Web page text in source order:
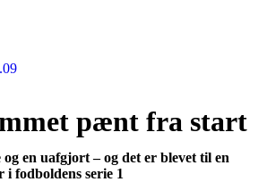
pænt fra start
en uafgjort – og det er blevet til en
fodboldens serie 1